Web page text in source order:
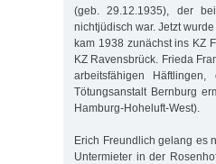
(geb. 29.12.1935), der
nichtjüdisch war. Jetzt
kam 1938 zunächst ins KZ
KZ Ravensbrück. Frieda
arbeitsfähigen
Tötungsanstalt Bernburg
Hamburg-Hoheluft-West).
Erich Freundlich gelang es
Untermieter in der